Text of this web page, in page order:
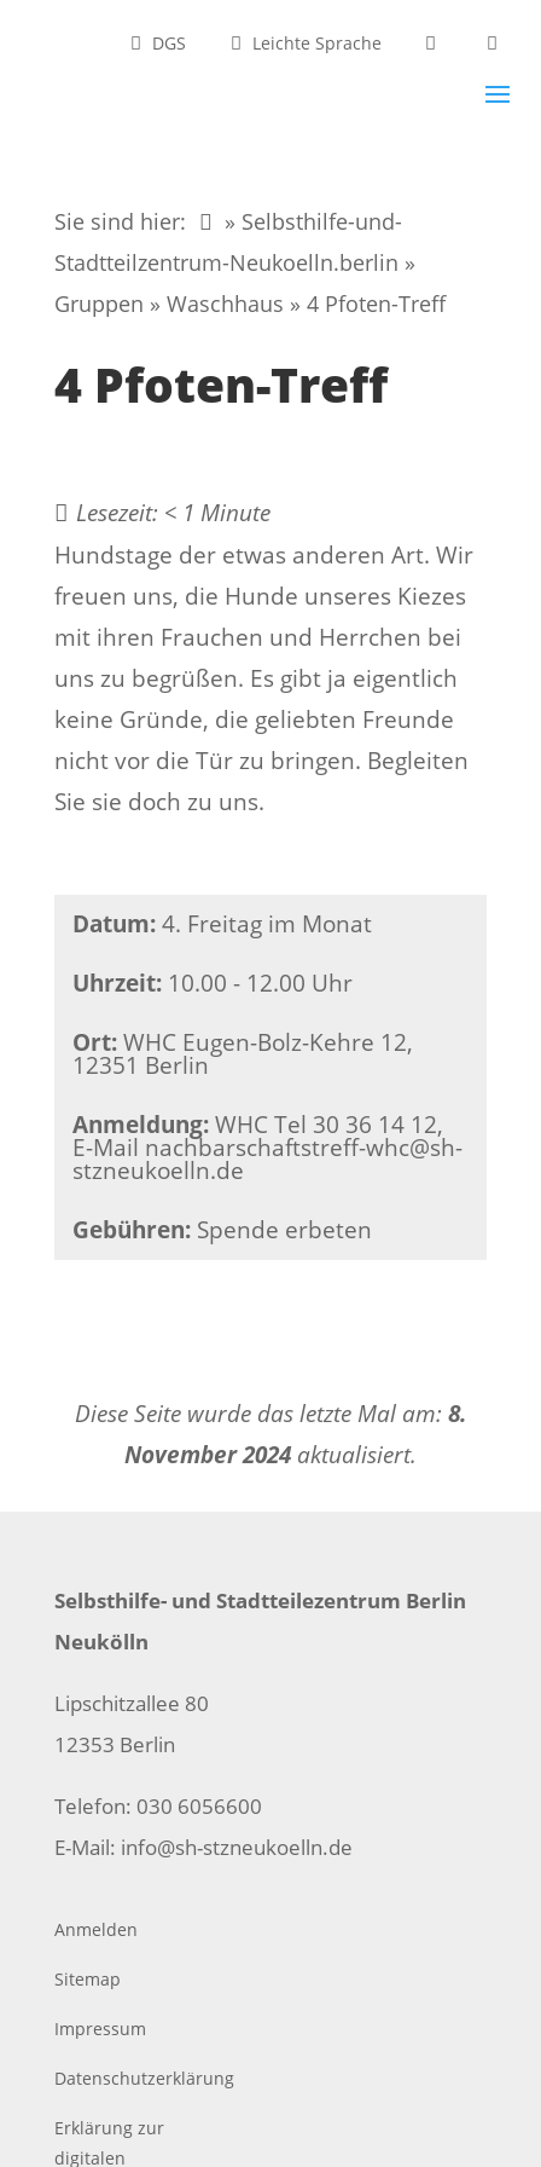
DGS Leichte Sprache
Sie sind hier:
» Selbsthilfe-und-
Stadtteilzentrum-Neukoelln.berlin »
Gruppen » Waschhaus » 4 Pfoten-Treff
4 Pfoten-Treff
Lesezeit: < 1 Minute
Hundstage der etwas anderen Art. Wir
freuen uns, die Hunde unseres Kiezes
mit ihren Frauchen und Herrchen bei
uns zu begrüßen. Es gibt ja eigentlich
keine Gründe, die geliebten Freunde
nicht vor die Tür zu bringen. Begleiten
Sie sie doch zu uns.
Datum:4. Freitag im Monat
Uhrzeit: 10.00 - 12.00 Uhr
Ort:WHC Eugen-Bolz-Kehre 12,
12351 Berlin
Anmeldung:WHC Tel 30 36 14 12,
E-Mail nachbarschaftstreff-whc@sh-
stzneukoelln.de
Gebühren: Spende erbeten
Diese Seite wurde das letzte Mal am: 8.
November 2024aktualisiert.
Selbsthilfe- und Stadtteilezentrum Berlin
Neukölln
Lipschitzallee 80
12353 Berlin
Telefon: 030 6056600
E-Mail: info@sh-stzneukoelln.de
Anmelden
Sitemap
Impressum
Datenschutzerklärung
Erklärung zur
digitalen